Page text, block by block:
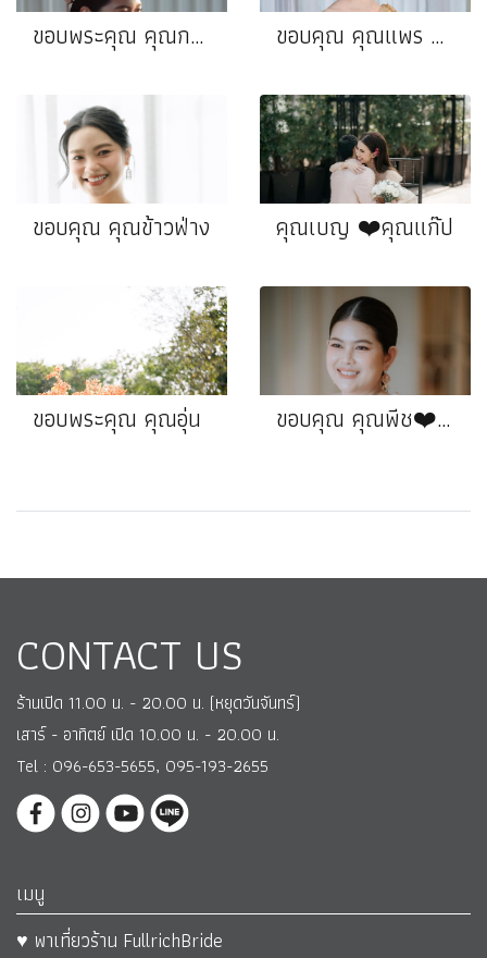
ขอบพระคุณ คุณกวาง❤️ คุณเดียร์ ขอบคุณ คุณแพร ❤️คุณโอ
ขอบคุณ คุณข้าวฟ่าง คุณเบญ ❤️คุณแก๊ป
ขอบพระคุณ คุณอุ่น ขอบคุณ คุณพีช❤️คุณกิตติ์
CONTACT US
ร้านเปิด 11.00 น. - 20.00 น. (หยุดวันจันทร์)
เสาร์ - อาทิตย์ เปิด 10.00 น. - 20.00 น.
Tel : 096-653-5655, 095-193-2655
เมนู
♥ พาเที่ยวร้าน FullrichBride